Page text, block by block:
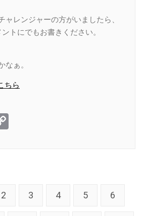
ャレンジャーの方がいましたら、
トにでもお書きください。
なぁ。
ちら
2 3 4 5 6